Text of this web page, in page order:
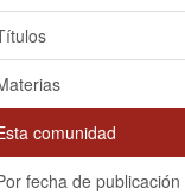
comunidad
fecha de publicación